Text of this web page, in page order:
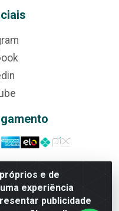
e de
experiência
publicidade
nº 3860, Jardim das
- CEP 75070-415 -